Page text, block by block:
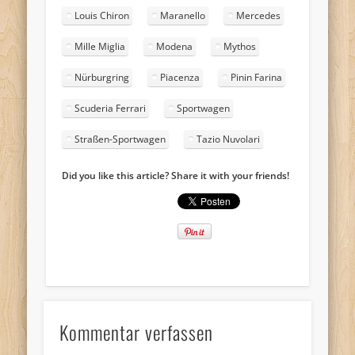
Louis Chiron Maranello Mercedes
Mille Miglia Modena Mythos
Nürburgring Piacenza Pinin Farina
Scuderia Ferrari Sportwagen
Straßen-Sportwagen Tazio Nuvolari
Did you like this article? Share it with your friends!
Kommentar verfassen